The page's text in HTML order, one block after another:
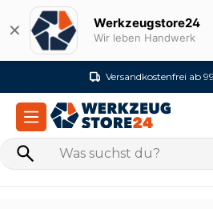
Zum Hauptinhalt springen
✕ Werkzeugstore24
Wir leben Handwerk
Versandkostenfrei ab